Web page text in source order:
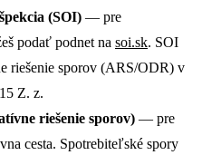
(SOI) — pre
podať podnet na soi.sk. SOI
riešenie sporov (ARS/ODR) v
Z. z.
riešenie sporov) — pre
cesta. Spotrebiteľské spory